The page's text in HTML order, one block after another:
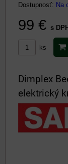
Dostupnosť: Na
99 € s DPH
ks
Dimplex
elektrický